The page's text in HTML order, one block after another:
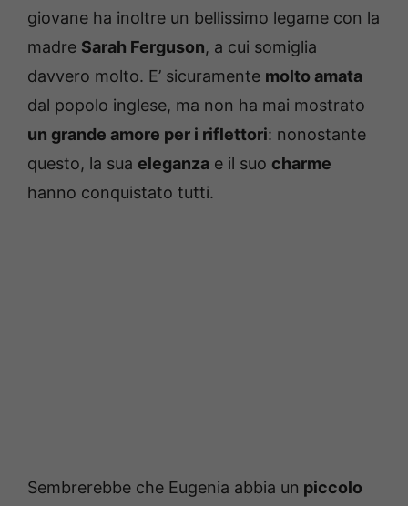
giovane ha inoltre un bellissimo legame con la
madre Sarah Ferguson, a cui somiglia
davvero molto. E’ sicuramente molto amata
dal popolo inglese, ma non ha mai mostrato
un grande amore per i riflettori: nonostante
questo, la sua eleganza e il suo charme
hanno conquistato tutti.
Sembrerebbe che Eugenia abbia un piccolo